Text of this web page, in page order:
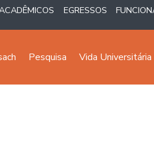
EGRESSOS
Pesquisa Vida Universitária